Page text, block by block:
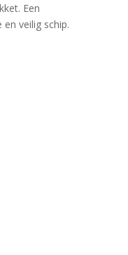
Een
veilig schip.